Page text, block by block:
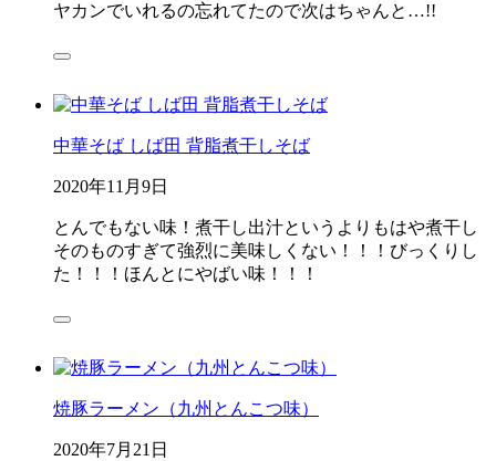
ヤカンでいれるの忘れてたので次はちゃんと…!!
中華そば しば田 背脂煮干しそば
2020年11月9日
とんでもない味！煮干し出汁というよりもはや煮干し
そのものすぎて強烈に美味しくない！！！びっくりし
た！！！ほんとにやばい味！！！
焼豚ラーメン（九州とんこつ味）
2020年7月21日